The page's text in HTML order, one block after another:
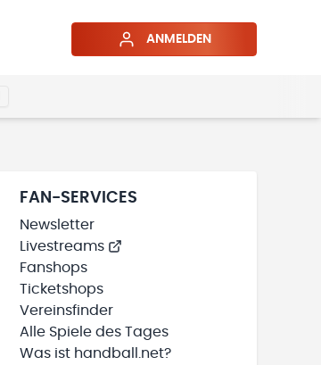
ANMELDEN
FAN-SERVICES
Newsletter
Livestreams
Fanshops
Ticketshops
Vereinsfinder
Alle Spiele des Tages
Was ist handball.net?